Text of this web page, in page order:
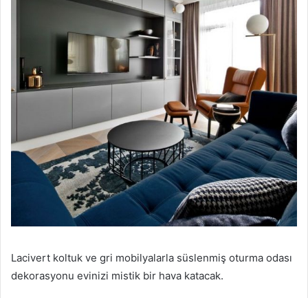
Lacivert koltuk ve gri mobilyalarla süslenmiş oturma odası
dekorasyonu evinizi mistik bir hava katacak.